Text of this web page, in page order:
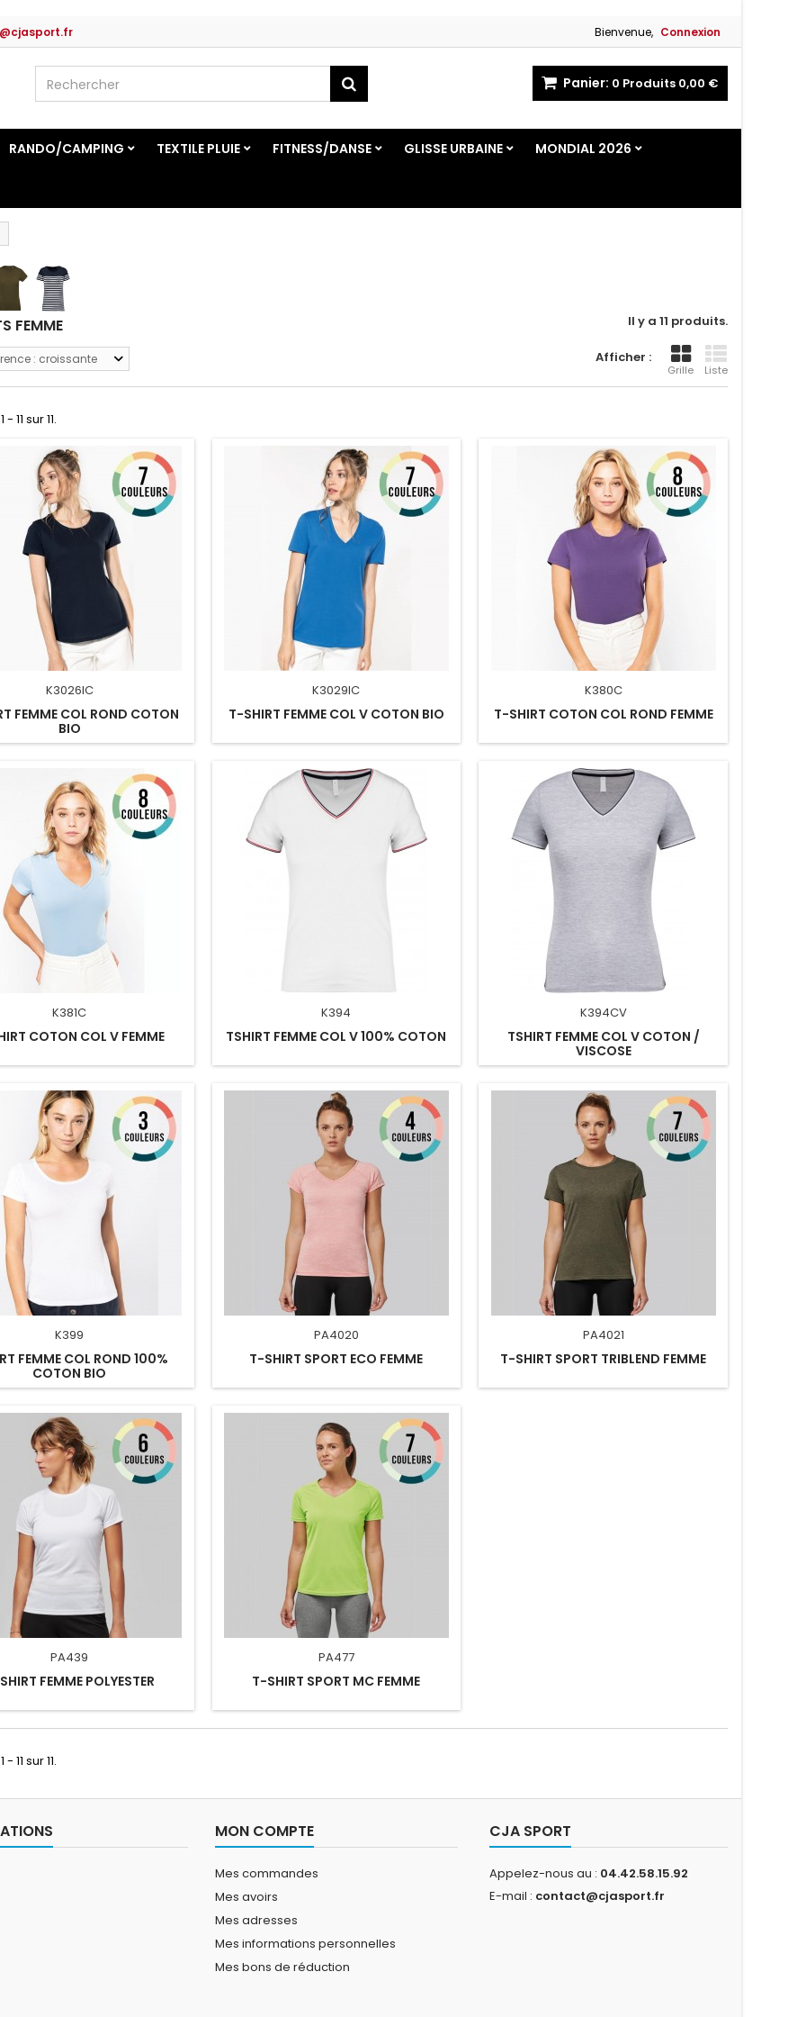
Bienvenue, Connexion
Panier: 0 Produits 0,00 €
RANDO/CAMPING TEXTILE PLUIE FITNESS/DANSE GLISSE URBAINE MONDIAL 2026
FEMME Il y a 11 produits.
Afficher :
Grille Liste
: croissante
11 sur 11.
K3026IC
FEMME COL ROND COTON
BIO
K3029IC
T-SHIRT FEMME COL V COTON BIO
K380C
T-SHIRT COTON COL ROND FEMME
K381C
COTON COL V FEMME
K394
TSHIRT FEMME COL V 100% COTON
K394CV
TSHIRT FEMME COL V COTON /
VISCOSE
K399
FEMME COL ROND 100%
COTON BIO
PA4020
T-SHIRT SPORT ECO FEMME
PA4021
T-SHIRT SPORT TRIBLEND FEMME
PA439
FEMME POLYESTER
PA477
T-SHIRT SPORT MC FEMME
11 sur 11.
MON COMPTE
Mes commandes
Mes avoirs
Mes adresses
Mes informations personnelles
Mes bons de réduction
CJA SPORT
Appelez-nous au : 04.42.58.15.92
E-mail : contact@cjasport.fr